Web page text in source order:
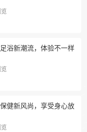
浴新潮流，体验不一样
健新风尚，享受身心放